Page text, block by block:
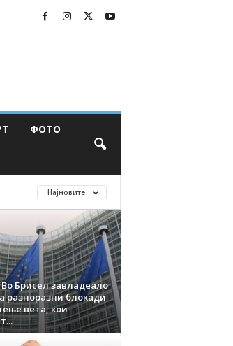
ФОТО
Најновите
Брисел завладеало
разноразни блокади
вета, кои